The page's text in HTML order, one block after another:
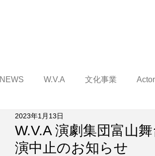
NEWS W.V.A 文化事業
W.V.A 演劇集団富山
演中止のお知らせ
2023年1月13日